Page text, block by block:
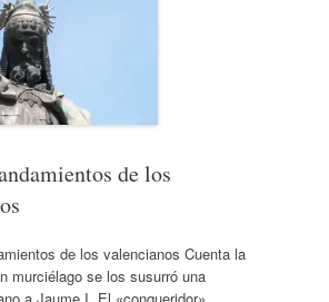
de los
de los valencianos Cuenta la
murciélago se los susurró una
a Jaume I. El «conqueridor»